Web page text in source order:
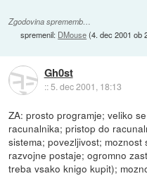
Zgodovina sprememb…
spremenil: DMouse(4. dec 2001 ob
Gh0st
::5. dec 2001, 18:13
ZA: prosto programje; veliko
racunalnika; pristop do
sistema; povezljivost;
razvojne postaje; ogromno
treba vsako knigo kupit);